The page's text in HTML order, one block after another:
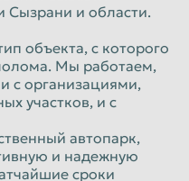
Сызрани и области.
объекта, с которого
Мы работаем,
с организациями,
участков, и с
автопарк,
и надежную
сроки